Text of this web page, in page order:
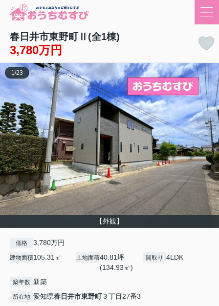
春日井市東野町Ⅱ(全1棟)
3,780万円
【外観】
1/23
価格 3,780万円
建物面積105.31㎡ 土地面積40.81坪
(134.93㎡)
間取り 4LDK
築年数 新築
所在地 愛知県春日井市東野町３丁目27番3